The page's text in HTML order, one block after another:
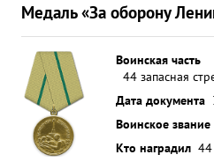
Медаль «За оборону
Воинская часть
44 запасная
Дата документа
Воинское звание
Кто наградил 44